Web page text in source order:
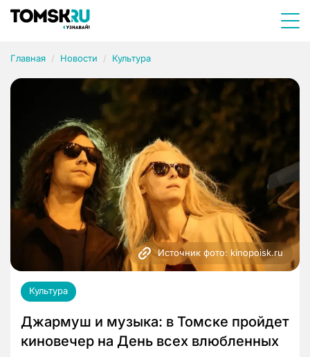
Главная Новости Культура
Источник фото: kinopoisk.ru
Культура
Джармуш и музыка: в Томске пройдет
киновечер на День всех влюбленных